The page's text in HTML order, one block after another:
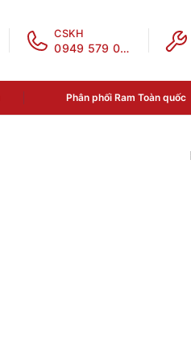
CSKH
0949 579 078
Phân phối Ram Toàn quốc